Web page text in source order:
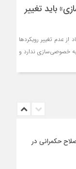
باید تغییر
از عدم تغییر رویکردها
به خصوصی‌سازی ندارد و
حکمرانی در